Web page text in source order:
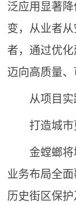
泛应用显著
变，从业者
者，通过优
迈向高质量、
从项目
打造城
金螳螂
业务布局全
历史街区保